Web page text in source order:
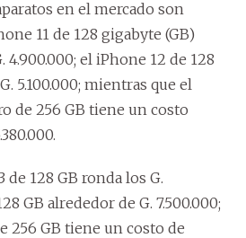
en el mercado son
11 de 128 gigabyte (GB)
4.900.000; el iPhone 12 de 128
5.100.000; mientras que el
de 256 GB tiene un costo
de 128 GB ronda los G.
GB alrededor de G. 7.500.000;
256 GB tiene un costo de